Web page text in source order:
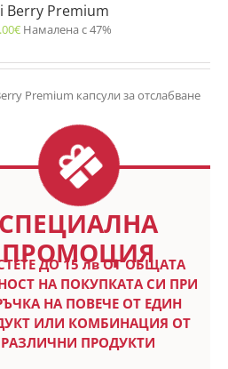
Berry Premium
€ Намалена с 47%
Premium капсули за отслабване
СПЕЦИАЛНА
ПРОМОЦИЯ
ДО 15 лв ОТ ОБЩАТА
НА ПОКУПКАТА СИ ПРИ
НА ПОВЕЧЕ ОТ ЕДИН
ИЛИ КОМБИНАЦИЯ ОТ
РАЗЛИЧНИ ПРОДУКТИ